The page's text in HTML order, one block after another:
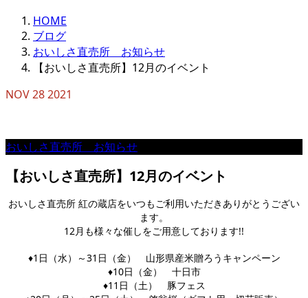
HOME
ブログ
おいしさ直売所 お知らせ
【おいしさ直売所】12月のイベント
NOV282021
おいしさ直売所 お知らせ
【おいしさ直売所】12月のイベント
おいしさ直売所 紅の蔵店をいつもご利用いただきありがとうござい
ます。
12月も様々な催しをご用意しております!!
♦1日（水）～31日（金） 山形県産米贈ろうキャンペーン
♦10日（金） 十日市
♦11日（土） 豚フェス